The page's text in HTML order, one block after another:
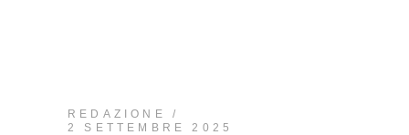
REDAZIONE
2 SETTEMBRE 2025